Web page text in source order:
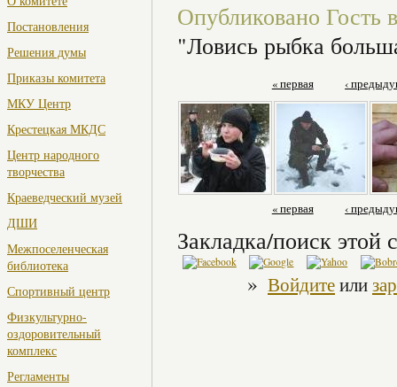
Постановления
Решения думы
Приказы комитета
МКУ Центр
Крестецкая МКДС
Центр народного
творчества
Краеведческий музей
ДШИ
Межпоселенческая
библиотека
Спортивный центр
Физкультурно-
оздоровительный
комплекс
Регламенты
Опубликовано Гость
"Ловись рыбка
« первая ‹
« первая ‹
Закладка/поиск этой
» Войдитеили